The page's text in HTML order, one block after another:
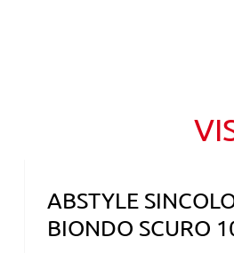
ABSTYLE
BIONDO SCURO